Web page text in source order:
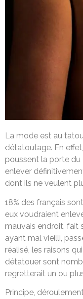
La mode est au
détatoutage. En
poussent la porte du
enlever
dont ils ne veulent
18% des français
eux voudraient
mauvais endroit, fait
ayant mal vieilli,
réalisé, les raisons
détatouer sont
regretterait un ou
Principe,